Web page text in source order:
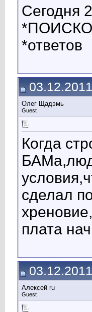
Сегодня
*ответов
Олег Щадэмь
Guest
Когда
сделал
плата
Алексей ru
Guest